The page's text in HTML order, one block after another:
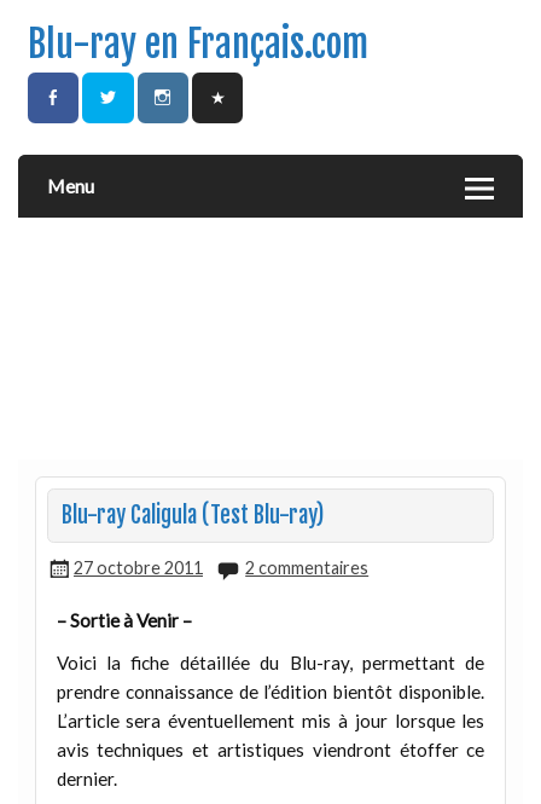
Blu-ray en Français.com
Menu
Blu-ray Caligula (Test Blu-ray)
27 octobre 2011 2 commentaires
– Sortie à Venir –
Voici la fiche détaillée du Blu-ray, permettant de
prendre connaissance de l’édition bientôt disponible.
L’article sera éventuellement mis à jour lorsque les
avis techniques et artistiques viendront étoffer ce
dernier.